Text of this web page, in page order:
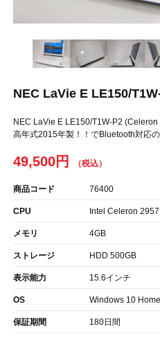
NEC LaVie E LE150/
NEC LaVie E LE150/T1W-P2
高年式2015年製！！でBluetooth対応
49,500円
商品コード 76400
CPU Intel Celeron
メモリ 4GB
ストレージ HDD 500GB
表示能力 15.6インチ
OS Windows 10
保証期間 180日間